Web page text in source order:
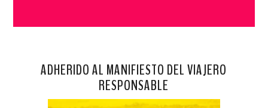
ADHERIDO AL MANIFIESTO DEL VIAJERO
RESPONSABLE